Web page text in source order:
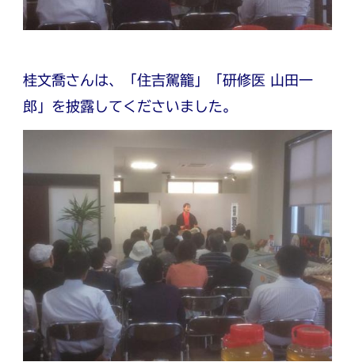
桂文喬さんは、「住吉駕籠」「研修医 山田一
郎」を披露してくださいました。